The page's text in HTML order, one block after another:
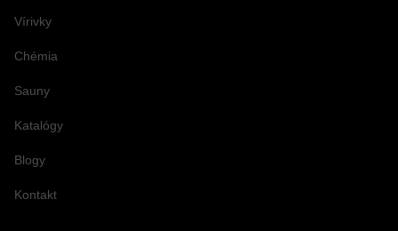
Vírivky
Chémia
Sauny
Katalógy
Blogy
Kontakt